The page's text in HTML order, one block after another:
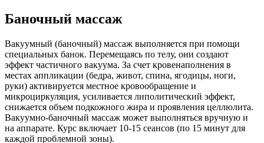
Баночный массаж
Вакуумный (баночный) массаж выполняется при помощи
специальных банок. Перемещаясь по телу, они создают
эффект частичного вакуума. За счет кровенаполнения в
местах аппликации (бедра, живот, спина, ягодицы, ноги,
руки) активируется местное кровообращение и
микроциркуляция, усиливается липолитический эффект,
снижается объем подкожного жира и проявления целлюлита.
Вакуумно-баночный массаж может выполняться вручную и
на аппарате. Курс включает 10-15 сеансов (по 15 минут для
каждой проблемной зоны).